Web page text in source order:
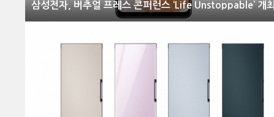
삼성전자, 버추얼 프레스 콘퍼런스 ‘Life Unstoppable’ 개최